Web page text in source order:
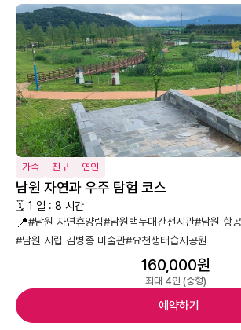
가족 친구 연인
남원 자연과 우주 탐험 코스
🗓 1 일 : 8 시간
📍#남원 자연휴양림#남원백두대간전시관#남원 항
#남원 시립 김병종 미술관#요천생태습지공원
160,000원
최대 4인 (중형)
예약하기